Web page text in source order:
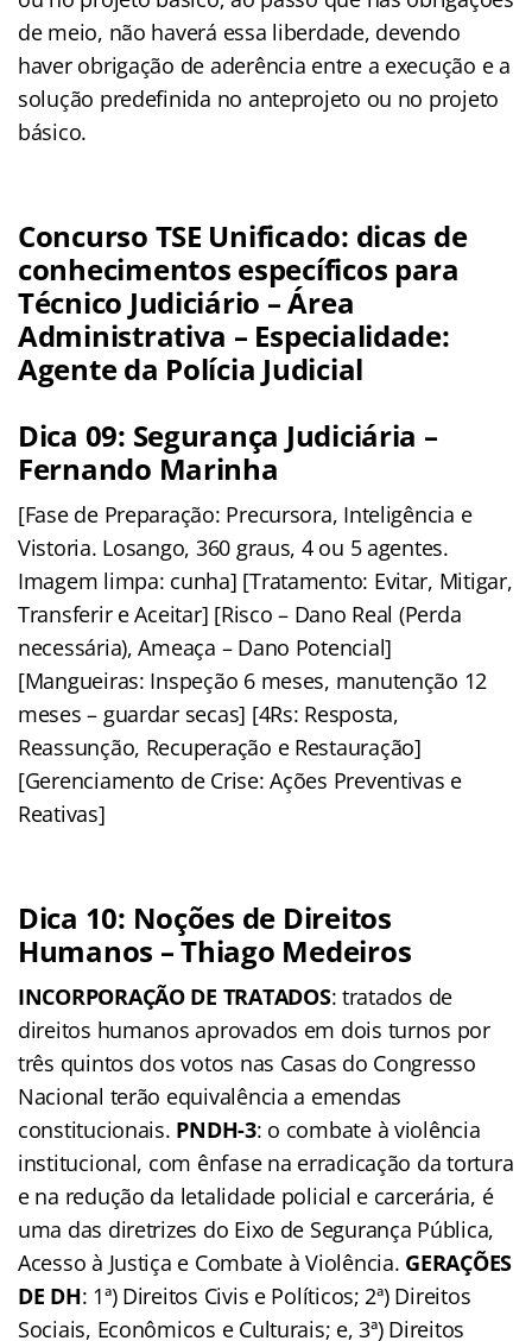
de meio, não haverá essa liberdade, devendo
haver obrigação de aderência entre a execução e a
solução predefinida no anteprojeto ou no projeto
básico.
Concurso TSE Unificado: dicas de
conhecimentos específicos para
Técnico Judiciário – Área
Administrativa – Especialidade:
Agente da Polícia Judicial
Dica 09: Segurança Judiciária –
Fernando Marinha
[Fase de Preparação: Precursora, Inteligência e
Vistoria. Losango, 360 graus, 4 ou 5 agentes.
Imagem limpa: cunha] [Tratamento: Evitar, Mitigar,
Transferir e Aceitar] [Risco – Dano Real (Perda
necessária), Ameaça – Dano Potencial]
[Mangueiras: Inspeção 6 meses, manutenção 12
meses – guardar secas] [4Rs: Resposta,
Reassunção, Recuperação e Restauração]
[Gerenciamento de Crise: Ações Preventivas e
Reativas]
Dica 10: Noções de Direitos
Humanos – Thiago Medeiros
INCORPORAÇÃO DE TRATADOS: tratados de
direitos humanos aprovados em dois turnos por
três quintos dos votos nas Casas do Congresso
Nacional terão equivalência a emendas
constitucionais. PNDH-3: o combate à violência
institucional, com ênfase na erradicação da tortura
e na redução da letalidade policial e carcerária, é
uma das diretrizes do Eixo de Segurança Pública,
Acesso à Justiça e Combate à Violência. GERAÇÕES
DE DH: 1ª) Direitos Civis e Políticos; 2ª) Direitos
Sociais, Econômicos e Culturais; e, 3ª) Direitos